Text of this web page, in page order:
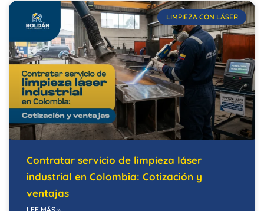
LIMPIEZA CON LÁSER
Contratar servicio de limpieza láser
industrial en Colombia: Cotización y
ventajas